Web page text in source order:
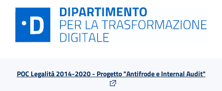
POC Legalità 2014-2020 - Progetto "Antifrode e Internal Audit"